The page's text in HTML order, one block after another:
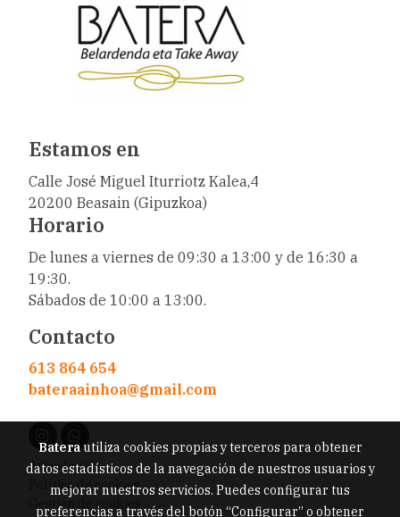
Estamos en
Calle José Miguel Iturriotz Kalea,4
20200 Beasain (Gipuzkoa)
Horario
De lunes a viernes de 09:30 a 13:00 y de 16:30 a
19:30.
Sábados de 10:00 a 13:00.
Contacto
613 864 654
bateraainhoa@gmail.com
Aviso legal
Política de cookies
Gestión de cookies
Baterautiliza cookies propias y terceros para obtener
datos estadísticos de la navegación de nuestros usuarios y
mejorar nuestros servicios. Puedes configurar tus
preferencias a través del botón “Configurar” o obtener